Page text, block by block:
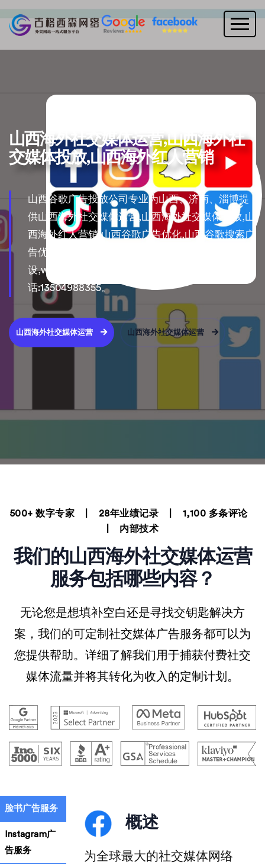
山西海外社交媒体运营,山西海外社
交媒体投放,山西海外红人营销
山西谷歌广告投放公司专业为山西、济南、淄博提
供山西海外社交媒体运营,山西海外社交媒体投放,山
西海外红人营销,山西谷歌广告优化,山西谷歌搜索广
告优化,谷歌购物广告优化,外贸网站制作 建
设,wordpress网站建设 制作 开户等服务,联系电
话:13504988355。
山西海外社交媒体运营 山西海外社交媒体运营
500+ 数字专家 | 28年业绩记录 | 1,100 多条评论
| 内部技术
我们的山西海外社交媒体运营
服务包括哪些内容？
无论您是想填补空白还是寻找交钥匙解决方
案，我们的可定制社交媒体广告服务都可以为
您提供帮助。详细了解我们用于捕获付费社交
媒体流量并将其转化为收入的定制计划。
概述
为全球最大的社交媒体网络
脸书广告服务
Instagram广
告服务